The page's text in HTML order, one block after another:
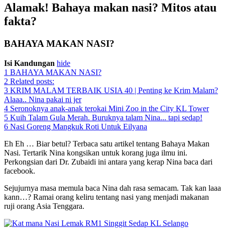
Alamak! Bahaya makan nasi? Mitos atau
fakta?
BAHAYA MAKAN NASI?
Isi Kandungan hide
1 BAHAYA MAKAN NASI?
2 Related posts:
3 KRIM MALAM TERBAIK USIA 40 | Penting ke Krim Malam?
Alaaa.. Nina pakai ni jer
4 Seronoknya anak-anak terokai Mini Zoo in the City KL Tower
5 Kuih Talam Gula Merah. Buruknya talam Nina... tapi sedap!
6 Nasi Goreng Mangkuk Roti Untuk Eilyana
Eh Eh … Biar betul? Terbaca satu artikel tentang Bahaya Makan
Nasi. Tertarik Nina kongsikan untuk korang juga ilmu ini.
Perkongsian dari Dr. Zubaidi ini antara yang kerap Nina baca dari
facebook.
Sejujurnya masa memula baca Nina dah rasa semacam. Tak kan laaa
kann…? Ramai orang keliru tentang nasi yang menjadi makanan
ruji orang Asia Tenggara.